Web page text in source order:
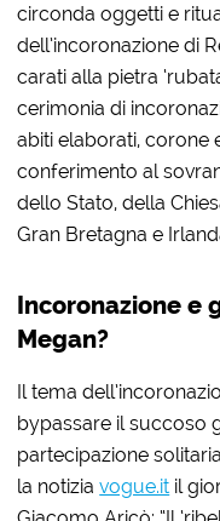
circonda oggetti e
dell’incoronazione di
carati alla pietra
cerimonia di
abiti elaborati, corone
conferimento al
dello Stato, della
Gran Bretagna e
Incoronazione e
Megan?
Il tema
bypassare il succoso
partecipazione
la notiziavogue.it il